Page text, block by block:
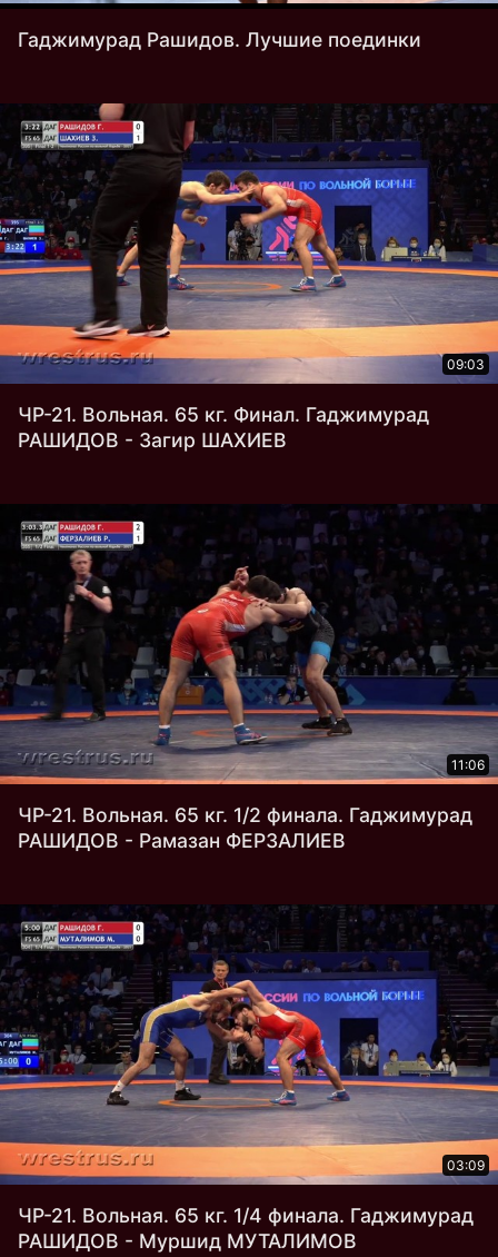
Гаджимурад Рашидов. Лучшие поединки
09:03
ЧР-21. Вольная. 65 кг. Финал. Гаджимурад
РАШИДОВ - Загир ШАХИЕВ
11:06
ЧР-21. Вольная. 65 кг. 1/2 финала. Гаджимурад
РАШИДОВ - Рамазан ФЕРЗАЛИЕВ
03:09
ЧР-21. Вольная. 65 кг. 1/4 финала. Гаджимурад
РАШИДОВ - Муршид МУТАЛИМОВ